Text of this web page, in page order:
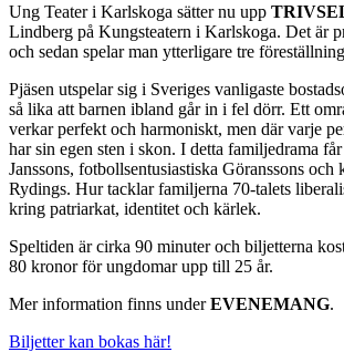
Ung Teater i Karlskoga sätter nu upp
Lindberg på Kungsteatern i Karlskoga. Det är
och sedan spelar man ytterligare tre
Pjäsen utspelar sig i Sveriges vanligaste
så lika att barnen ibland går in i fel dörr. Ett
verkar perfekt och harmoniskt, men där varje
har sin egen sten i skon. I detta familjedrama
Janssons, fotbollsentusiastiska Göranssons och
Rydings. Hur tacklar familjerna 70-talets
kring patriarkat, identitet och kärlek.
Speltiden är cirka 90 minuter och biljetterna
80 kronor för ungdomar upp till 25 år.
Mer information finns underEVENEMANG.
Biljetter kan bokas här!